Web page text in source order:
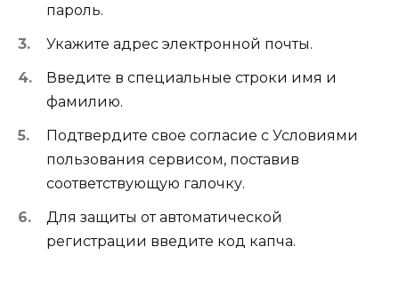
пароль.
Укажите адрес электронной почты.
Введите в специальные строки имя и
фамилию.
Подтвердите свое согласие с Условиями
пользования сервисом, поставив
соответствующую галочку.
Для защиты от автоматической
регистрации введите код капча.